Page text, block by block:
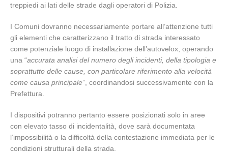
treppiedi ai lati delle strade dagli operatori di Polizia.
I Comuni dovranno necessariamente portare all’attenzione tutti
gli elementi che caratterizzano il tratto di strada interessato
come potenziale luogo di installazione dell’autovelox, operando
una “accurata analisi del numero degli incidenti, della tipologia e
soprattutto delle cause, con particolare riferimento alla velocità
come causa principale”, coordinandosi successivamente con la
Prefettura.
I dispositivi potranno pertanto essere posizionati solo in aree
con elevato tasso di incidentalità, dove sarà documentata
l’impossibilità o la difficoltà della contestazione immediata per le
condizioni strutturali della strada.